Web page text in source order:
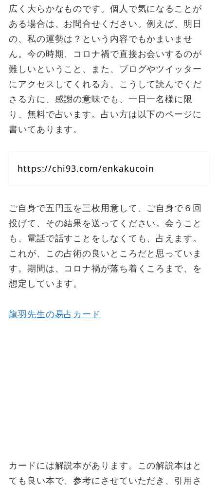
広く大らかなものです。個人で気になることが
ある場合は、お問合せください。例えば、明日
の、私の運勢は？という内容でもかまいませ
ん。今の時期、コロナ禍で直接お会いするのが
難しいということ、また、ブログやツイッター
にアクセスしてくれる方、こうして読んでくだ
さる方に、感謝の意味でも、一日一名様に限
り、無料で占います。占い方は以下のページに
書いてあります。
https://chi93.com/enkakucoin
ご自身で五円玉を三枚用意して、ご自身で６回
投げて、その結果を送ってください。会うこと
も、電話で話すことをしなくても、占えます。
これが、この占術の良いところだと思っていま
す。期間は、コロナ禍が落ち着くころまで、を
想定しています。
龍羽先生の易占カード
カードには解説本があります。この解説本はと
ても良い本で、参考にさせていただき、引用さ